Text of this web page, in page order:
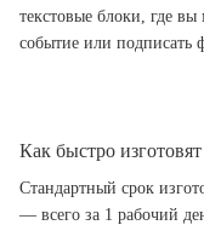
текстовые блоки, где
событие или подписать
Как быстро
Стандартный срок
— всего за 1 рабочий